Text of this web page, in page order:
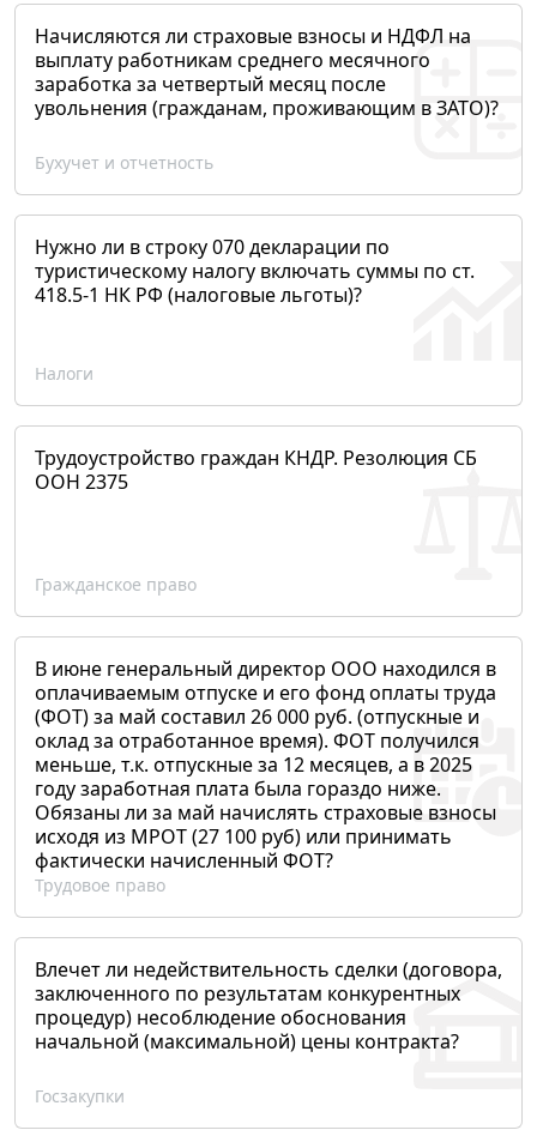
Начисляются ли страховые взносы и НДФЛ на
выплату работникам среднего месячного
заработка за четвертый месяц после
увольнения (гражданам, проживающим в ЗАТО)?
Бухучет и отчетность
Нужно ли в строку 070 декларации по
туристическому налогу включать суммы по ст.
418.5-1 НК РФ (налоговые льготы)?
Налоги
Трудоустройство граждан КНДР. Резолюция СБ
ООН 2375
Гражданское право
В июне генеральный директор ООО находился в
оплачиваемым отпуске и его фонд оплаты труда
(ФОТ) за май составил 26 000 руб. (отпускные и
оклад за отработанное время). ФОТ получился
меньше, т.к. отпускные за 12 месяцев, а в 2025
году заработная плата была гораздо ниже.
Обязаны ли за май начислять страховые взносы
исходя из МРОТ (27 100 руб) или принимать
фактически начисленный ФОТ?
Трудовое право
Влечет ли недействительность сделки (договора,
заключенного по результатам конкурентных
процедур) несоблюдение обоснования
начальной (максимальной) цены контракта?
Госзакупки